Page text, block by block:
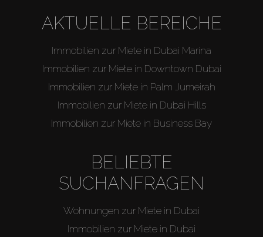
AKTUELLE BEREICHE
Immobilien zur Miete in Dubai Marina
Immobilien zur Miete in Downtown Dubai
Immobilien zur Miete in Palm Jumeirah
Immobilien zur Miete in Dubai Hills
Immobilien zur Miete in Business Bay
BELIEBTE
SUCHANFRAGEN
Wohnungen zur Miete in Dubai
Immobilien zur Miete in Dubai